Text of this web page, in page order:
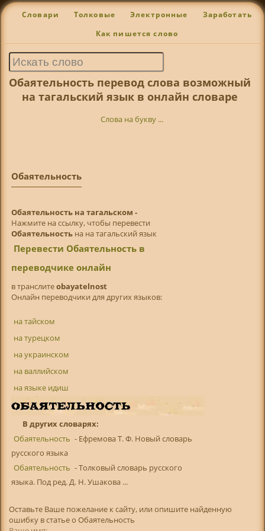
Словари Толковые Электронные Заработать
Как пишется слово
Обаятельность перевод слова возможный
на тагальский язык в онлайн словаре
Слова на букву ...
Обаятельность
Обаятельность на тагальском -
Нажмите на ссылку, чтобы перевести
Обаятельностьна на тагальский язык
Перевести Обаятельность в
переводчике онлайн
в транслитeobayatelnost
Онлайн переводчики для других языков:
на тайском
на турецком
на украинском
на валлийском
на языке идиш
В других словарях:
Обаятельность - Ефремова Т. Ф. Новый словарь
русского языка
Обаятельность - Толковый словарь русского
языка. Под ред. Д. Н. Ушакова ...
Оставьте Ваше пожелание к сайту, или опишите найденную
ошибку в статье о Обаятельность